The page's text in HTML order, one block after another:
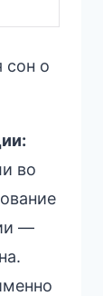
сон о
во
—